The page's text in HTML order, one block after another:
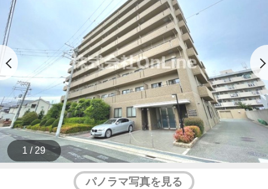
1 / 29
パノラマ写真を見る